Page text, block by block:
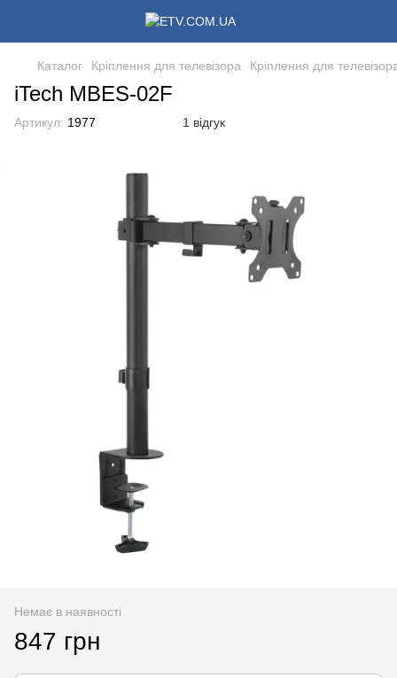
Каталог Кріплення для телевізора Кріплення для
iTech MBES-02F
Артикул: 1977 1 відгук
Немає в наявності
847 грн